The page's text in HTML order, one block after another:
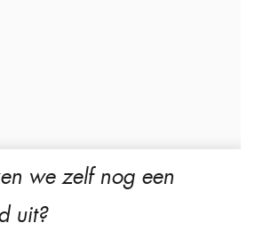
we zelf nog een
uit?